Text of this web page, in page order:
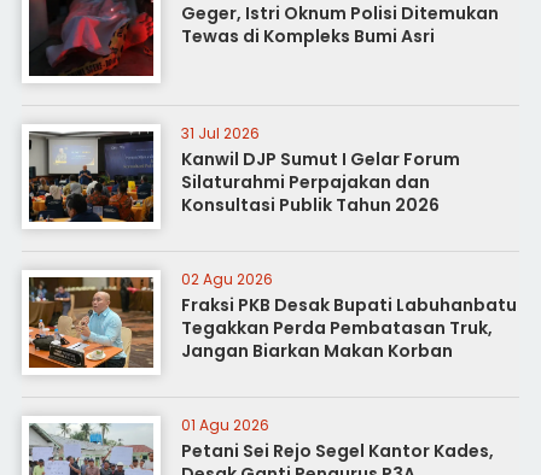
Geger, Istri Oknum Polisi Ditemukan
Tewas di Kompleks Bumi Asri
31 Jul 2026
Kanwil DJP Sumut I Gelar Forum
Silaturahmi Perpajakan dan
Konsultasi Publik Tahun 2026
02 Agu 2026
Fraksi PKB Desak Bupati Labuhanbatu
Tegakkan Perda Pembatasan Truk,
Jangan Biarkan Makan Korban
01 Agu 2026
Petani Sei Rejo Segel Kantor Kades,